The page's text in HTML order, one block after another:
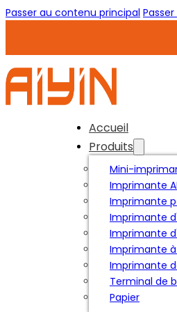
Passer au contenu principal
Accueil
Produits
Mini-
Imprimante
Imprimante
Imprimante
Imprimante
Imprimante
Imprimante
Terminal de
Papier